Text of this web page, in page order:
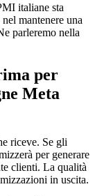
italiane sta
mantenere una
parleremo nella
per
Meta
riceve. Se gli
per generare
clienti. La qualità
in uscita.